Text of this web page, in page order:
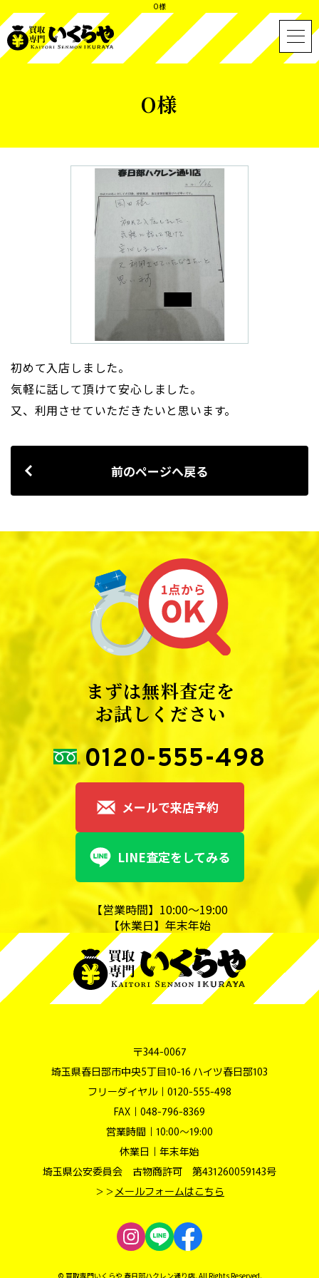
O様
O様
初めて入店しました。
気軽に話して頂けて安心しました。
又、利用させていただきたいと思います。
前のページへ戻る
まずは無料査定を
お試しください
0120-555-498
メールで来店予約
LINE査定をしてみる
【営業時間】10:00～19:00
【休業日】年末年始
〒344-0067
埼玉県春日部市中央5丁目10-16 ハイツ春日部103
フリーダイヤル｜ 0120-555-498
FAX｜048-796-8369
営業時間｜10:00～19:00
休業日｜年末年始
埼玉県公安委員会 古物商許可 第431260059143号
＞＞ メールフォームはこちら
© 買取専門いくらや 春日部ハクレン通り店. All Rights Reserved.